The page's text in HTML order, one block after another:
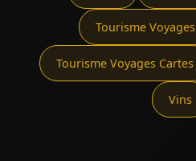
Tourisme
Tourisme Voyages Cartes
Vins